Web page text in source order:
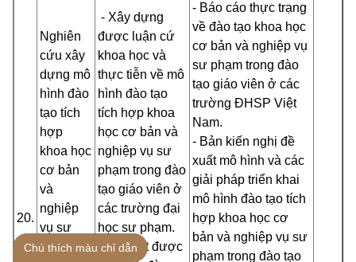
20.
Nghiên
cứu xây
dựng mô
hình đào
tạo tích
hợp
khoa học
cơ bản
và
nghiệp
vụ sư
phạm
- Xây dựng
được luận cứ
khoa học và
thực tiễn về mô
hình đào tạo
tích hợp khoa
học cơ bản và
nghiệp vụ sư
phạm trong đào
tạo giáo viên ở
các trường đại
học sư phạm.
- Đề xuất được
- Báo cáo thực trạng
về đào tạo khoa học
cơ bản và nghiệp vụ
sư phạm trong đào
tạo giáo viên ở các
trường ĐHSP Việt
Nam.
- Bản kiến nghị đề
xuất mô hình và các
giải pháp triển khai
mô hình đào tạo tích
hợp khoa học cơ
bản và nghiệp vụ sư
phạm trong đào tạo
Chú thích màu chỉ dẫn